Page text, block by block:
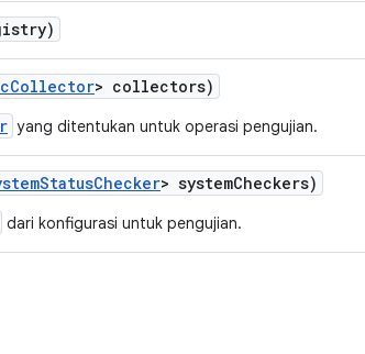
Collector> collectors)
yang ditentukan untuk operasi pengujian.
StatusChecker> systemCheckers)
dari konfigurasi untuk pengujian.